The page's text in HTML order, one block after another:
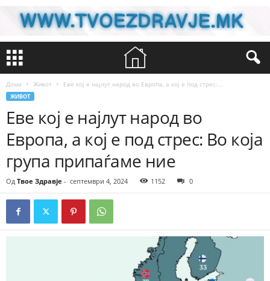
Дома Живот Еве кој е најлут народ во Европа, а кој е под стрес:...
ЖИВОТ
Еве кој е најлут народ во
Европа, а кој е под стрес: Во која
група припаѓаме ние
Од Твое Здравје - септември 4, 2024 1152 0